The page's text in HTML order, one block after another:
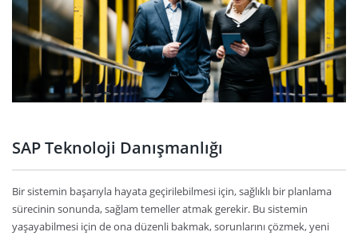
SAP Teknoloji Danışmanlığı
Bir sistemin başarıyla hayata geçirilebilmesi için, sağlıklı bir planlama
sürecinin sonunda, sağlam temeller atmak gerekir. Bu sistemin
yaşayabilmesi için de ona düzenli bakmak, sorunlarını çözmek, yeni